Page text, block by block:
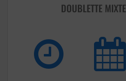
DOUBLETTE